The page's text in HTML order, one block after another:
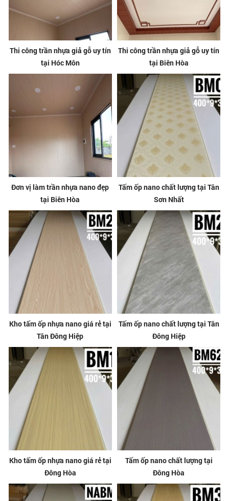
Thi công trần nhựa giả gỗ uy tín
tại Hóc Môn
Thi công trần nhựa giả gỗ uy tín
tại Biên Hòa
Đơn vị làm trần nhựa nano đẹp
tại Biên Hòa
Tấm ốp nano chất lượng tại Tân
Sơn Nhất
Kho tấm ốp nhựa nano giá rẻ tại
Tân Đông Hiệp
Tấm ốp nano chất lượng tại Tân
Đông Hiệp
Kho tấm ốp nhựa nano giá rẻ tại
Đông Hòa
Tấm ốp nano chất lượng tại
Đông Hòa